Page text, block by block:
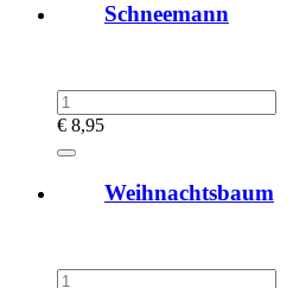
Schneemann
€ 8,95
Weihnachtsbaum